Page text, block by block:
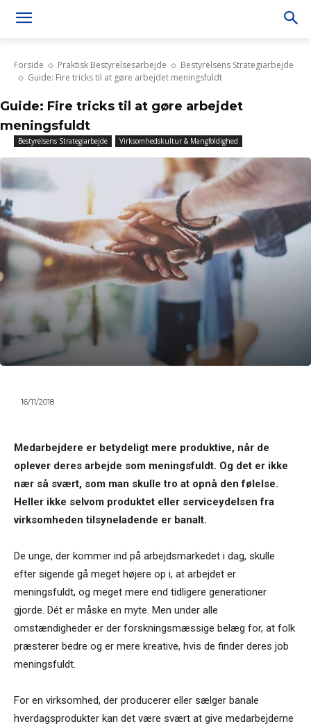
Forside Praktisk Bestyrelsesarbejde
Bestyrelsens Strategiarbejde
Guide: Fire tricks til at gøre arbejdet meningsfuldt
Guide: Fire tricks til at gøre arbejdet
meningsfuldt
Bestyrelsens Strategiarbejde Virksomhedskultur & Mangfoldighed
16/11/2018
Medarbejdere er betydeligt mere produktive, når de
oplever deres arbejde som meningsfuldt. Og det er ikke
nær så svært, som man skulle tro at opnå den følelse.
Heller ikke selvom produktet eller serviceydelsen fra
virksomheden tilsyneladende er banalt.
De unge, der kommer ind på arbejdsmarkedet i dag, skulle
efter sigende gå meget højere op i, at arbejdet er
meningsfuldt, og meget mere end tidligere generationer
gjorde. Dét er måske en myte. Men under alle
omstændigheder er der forskningsmæssige belæg for, at folk
præsterer bedre og er mere kreative, hvis de finder deres job
meningsfuldt.
For en virksomhed, der producerer eller sælger banale
hverdagsprodukter kan det være svært at give medarbejderne